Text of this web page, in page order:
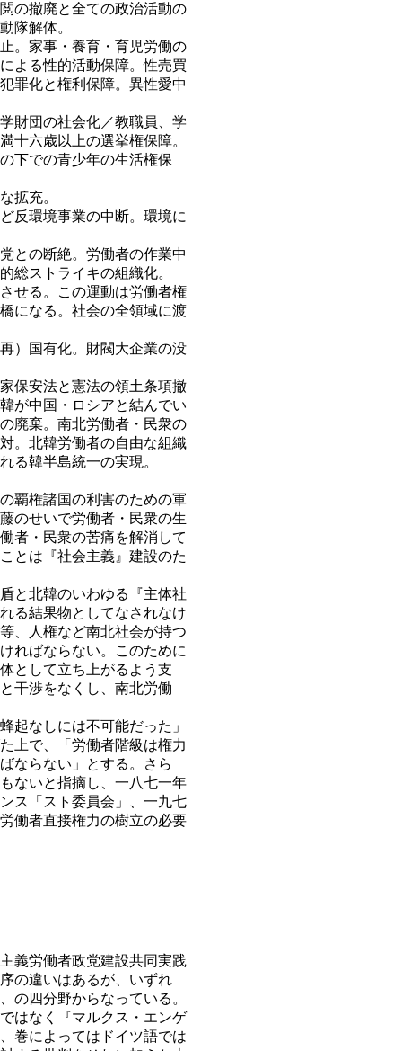
の撤廃と全ての政治活動の
隊解体。
。家事・養育・育児労働の
よる性的活動保障。性売買
罪化と権利保障。異性愛中
財団の社会化／教職員、学
十六歳以上の選挙権保障。
下での青少年の生活権保
拡充。
反環境事業の中断。環境に
との断絶。労働者の作業中
総ストライキの組織化。
せる。この運動は労働者権
になる。社会の全領域に渡
）国有化。財閥大企業の没
保安法と憲法の領土条項撤
が中国・ロシアと結んでい
廃棄。南北労働者・民衆の
。北韓労働者の自由な組織
る韓半島統一の実現。
覇権諸国の利害のための軍
のせいで労働者・民衆の生
者・民衆の苦痛を解消して
とは『社会主義』建設のた
と北韓のいわゆる『主体社
る結果物としてなされなけ
、人権など南北社会が持つ
ればならない。このために
として立ち上がるよう支
干渉をなくし、南北労働
なしには不可能だった」
上で、「労働者階級は権力
ならない」とする。さら
ないと指摘し、一八七一年
ス「スト委員会」、一九七
働者直接権力の樹立の必要
義労働者政党建設共同実践
の違いはあるが、いずれ
の四分野からなっている。
はなく『マルクス・エンゲ
によってはドイツ語では